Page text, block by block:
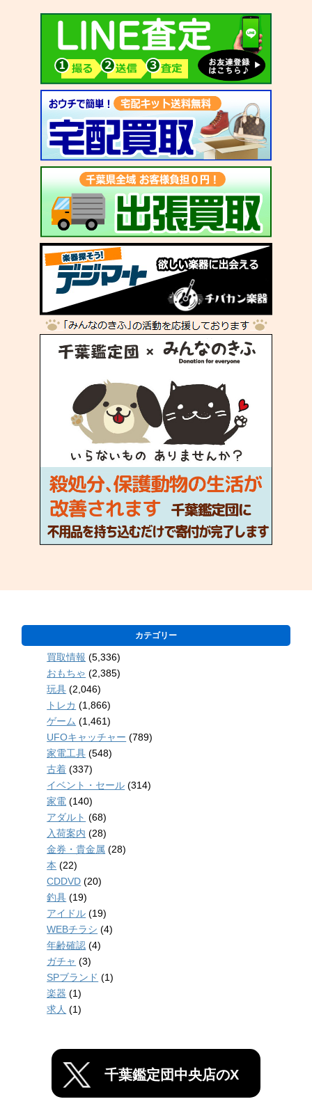
カテゴリー
買取情報 (5,336)
おもちゃ (2,385)
玩具 (2,046)
トレカ (1,866)
ゲーム (1,461)
UFOキャッチャー (789)
家電工具 (548)
古着 (337)
イベント・セール (314)
家電 (140)
アダルト (68)
入荷案内 (28)
金券・貴金属 (28)
本 (22)
CDDVD (20)
釣具 (19)
アイドル (19)
WEBチラシ (4)
年齢確認 (4)
ガチャ (3)
SPブランド (1)
楽器 (1)
求人 (1)
千葉鑑定団中央店のX